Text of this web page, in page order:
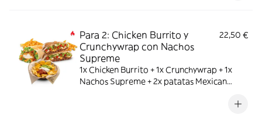
Para 2: Chicken Burrito y
Crunchywrap con Nachos
Supreme
22,50 €
1x Chicken Burrito + 1x Crunchywrap + 1x
Nachos Supreme + 2x patatas Mexican